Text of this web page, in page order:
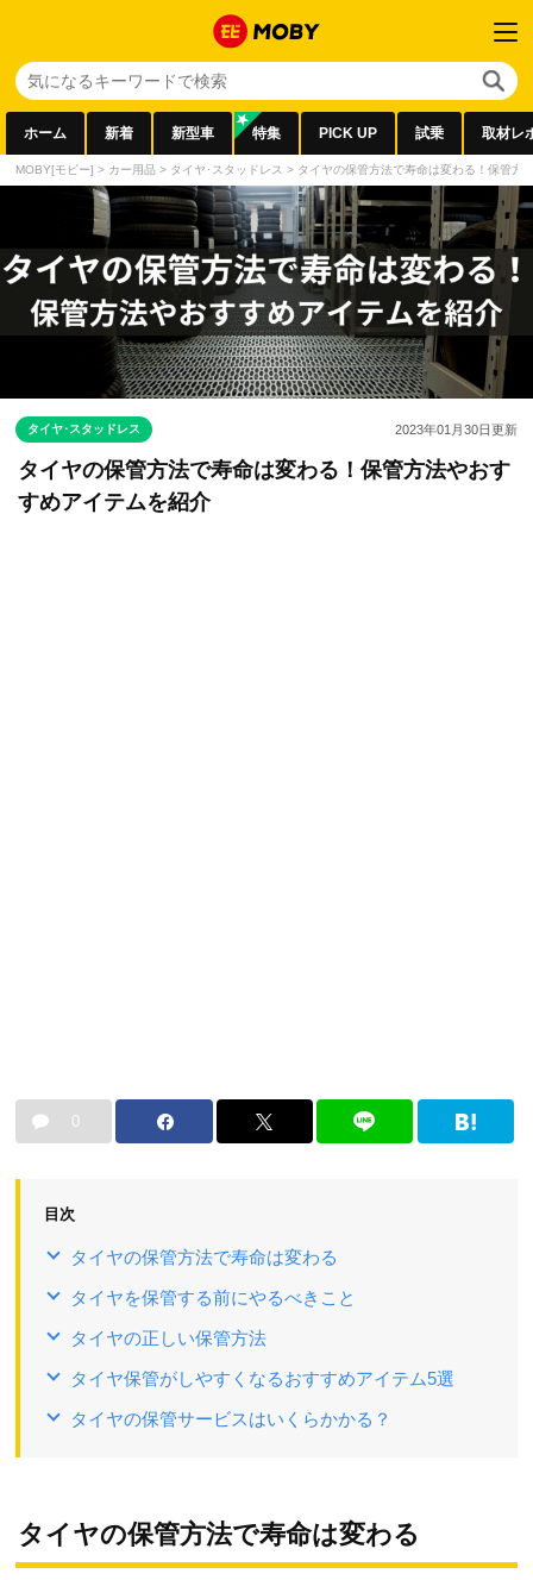
ホーム 新着 新型車 特集 PICK UP 試乗 取材レ
MOBY[モビー] > カー用品 > タイヤ･スタッドレス > タイヤの保管方法で寿命は変わる！保管方
タイヤ･スタッドレス 2023年01月30日更新
タイヤの保管方法で寿命は変わる！保管方法やおす
すめアイテムを紹介
0
目次
タイヤの保管方法で寿命は変わる
タイヤを保管する前にやるべきこと
タイヤの正しい保管方法
タイヤ保管がしやすくなるおすすめアイテム5選
タイヤの保管サービスはいくらかかる？
タイヤの保管方法で寿命は変わる